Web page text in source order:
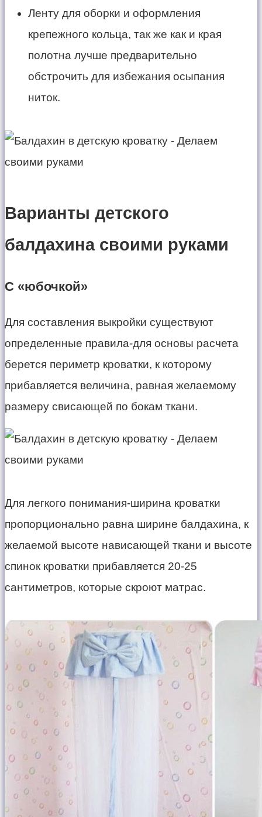
Ленту для оборки и оформления
крепежного кольца, так же как и края
полотна лучше предварительно
обстрочить для избежания осыпания
ниток.
Варианты детского
балдахина своими руками
С «юбочкой»
Для составления выкройки существуют
определенные правила-для основы расчета
берется периметр кроватки, к которому
прибавляется величина, равная желаемому
размеру свисающей по бокам ткани.
Для легкого понимания-ширина кроватки
пропорционально равна ширине балдахина, к
желаемой высоте нависающей ткани и высоте
спинок кроватки прибавляется 20-25
сантиметров, которые скроют матрас.